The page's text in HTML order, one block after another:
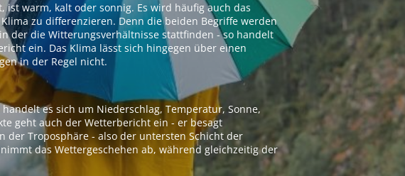
warm, kalt oder sonnig. Es wird häufig auch das
zu differenzieren. Denn die beiden Begriffe werden
der die Witterungsverhältnisse stattfinden - so handelt
ein. Das Klima lässt sich hingegen über einen
in der Regel nicht.
es sich um Niederschlag, Temperatur, Sonne,
geht auch der Wetterbericht ein - er besagt
der Troposphäre - also der untersten Schicht der
das Wettergeschehen ab, während gleichzeitig der